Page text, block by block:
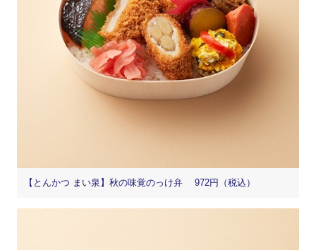
【とんかつ まい泉】秋の味覚のっけ弁 972円（税込）